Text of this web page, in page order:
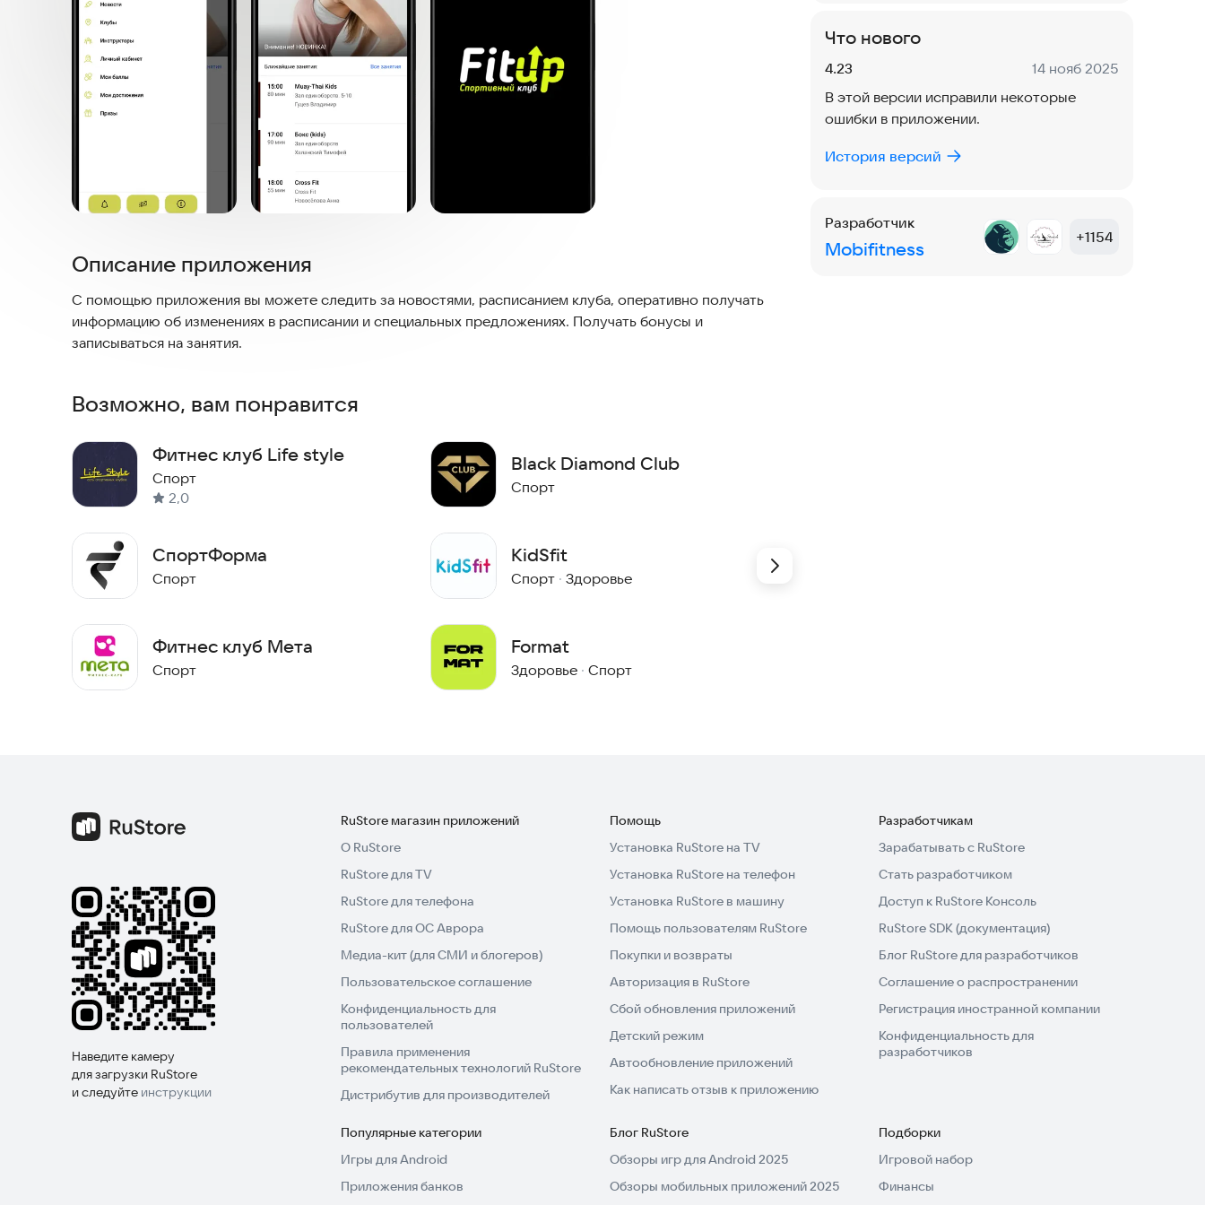
Описание приложения
С помощью приложения вы можете следить за новостями, расписанием клуба, оперативно получать
информацию об изменениях в расписании и специальных предложениях. Получать бонусы и
записываться на занятия.
Возможно, вам понравится
Фитнес клуб Life style
Спорт
2,0
СпортФорма
Спорт
Фитнес клуб Мета
Спорт
Black Diamond Club
Спорт
KidSfit
Спорт · Здоровье
Format
Здоровье · Спорт
Что нового
Версия:
4.23 Дата:
14 нояб 2025
В этой версии исправили некоторые
ошибки в приложении.
История версий
Разработчик
Mobifitness
+1154
Наведите камеру
для загрузки RuStore
и следуйте инструкции
RuStore магазин приложений
О RuStore
RuStore для TV
RuStore для телефона
RuStore для ОС Аврора
Медиа-кит (для СМИ и блогеров)
Пользовательское соглашение
Конфиденциальность для
пользователей
Правила применения
рекомендательных технологий RuStore
Дистрибутив для производителей
Помощь
Установка RuStore на TV
Установка RuStore на телефон
Установка RuStore в машину
Помощь пользователям RuStore
Покупки и возвраты
Авторизация в RuStore
Сбой обновления приложений
Детский режим
Автообновление приложений
Как написать отзыв к приложению
Разработчикам
Зарабатывать с RuStore
Стать разработчиком
Доступ к RuStore Консоль
RuStore SDK (документация)
Блог RuStore для разработчиков
Соглашение о распространении
Регистрация иностранной компании
Конфиденциальность для
разработчиков
Популярные категории
Игры для Android
Приложения банков
Блог RuStore
Обзоры игр для Android 2025
Обзоры мобильных приложений 2025
Подборки
Игровой набор
Финансы